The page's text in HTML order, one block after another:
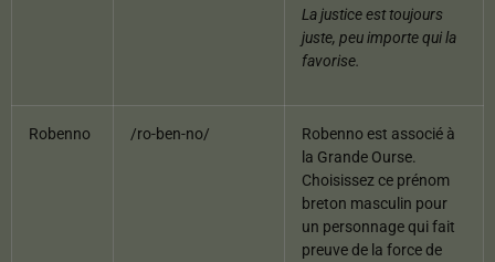
La justice est toujours
juste, peu importe qui la
favorise.
Robenno /ro-ben-no/
Robenno est associé à
la Grande Ourse.
Choisissez ce prénom
breton masculin pour
un personnage qui fait
preuve de la force de